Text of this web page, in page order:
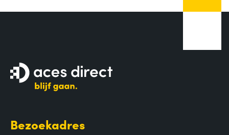
Bezoekadres